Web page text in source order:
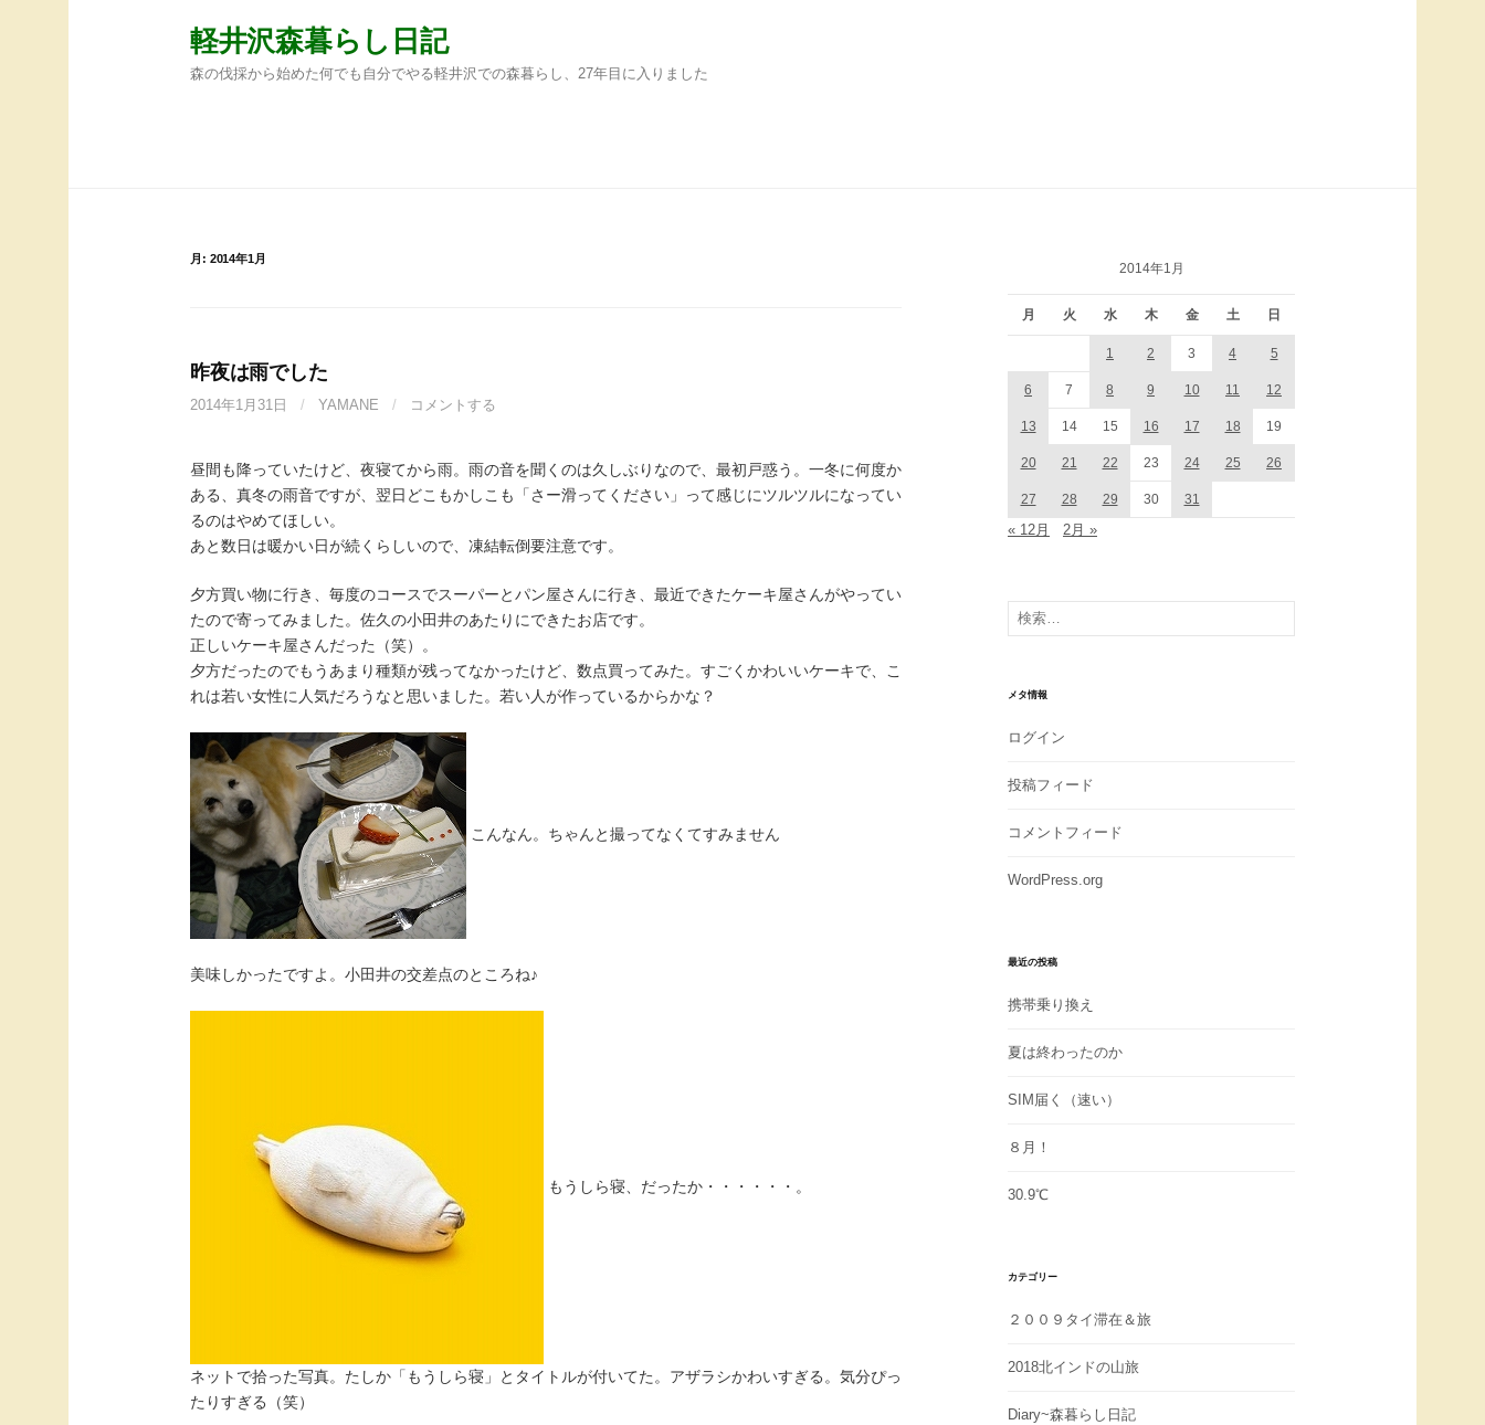
軽井沢森暮らし日記
森の伐採から始めた何でも自分でやる軽井沢での森暮らし、27年目に入りました
月: 2014年1月
昨夜は雨でした
2014年1月31日 / YAMANE / コメントする
昼間も降っていたけど、夜寝てから雨。雨の音を聞くのは久しぶりなので、最初戸惑う。一冬に何度か
ある、真冬の雨音ですが、翌日どこもかしこも「さー滑ってください」って感じにツルツルになってい
るのはやめてほしい。
あと数日は暖かい日が続くらしいので、凍結転倒要注意です。
夕方買い物に行き、毎度のコースでスーパーとパン屋さんに行き、最近できたケーキ屋さんがやってい
たので寄ってみました。佐久の小田井のあたりにできたお店です。
正しいケーキ屋さんだった（笑）。
夕方だったのでもうあまり種類が残ってなかったけど、数点買ってみた。すごくかわいいケーキで、こ
れは若い女性に人気だろうなと思いました。若い人が作っているからかな？
こんなん。ちゃんと撮ってなくてすみません
美味しかったですよ。小田井の交差点のところね♪
もうしら寝、だったか・・・・・・。
ネットで拾った写真。たしか「もうしら寝」とタイトルが付いてた。アザラシかわいすぎる。気分ぴっ
たりすぎる（笑）
2014年1月
月 火 水 木 金 土 日
1 2 3 4 5
6 7 8 9 10 11 12
13 14 15 16 17 18 19
20 21 22 23 24 25 26
27 28 29 30 31
« 12月 2月 »
検
索:
メタ情報
ログイン
投稿フィード
コメントフィード
WordPress.org
最近の投稿
携帯乗り換え
夏は終わったのか
SIM届く（速い）
８月！
30.9℃
カテゴリー
２００９タイ滞在＆旅
2018北インドの山旅
Diary~森暮らし日記